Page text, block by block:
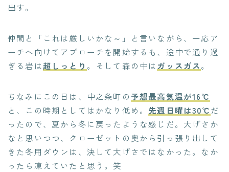
出す。
仲間と「これは厳しいかな～」と言いながら、一応ア
ーチへ向けてアプローチを開始するも、途中で通り過
ぎる岩は超しっとり 。そして森の中はガッスガス。
ちなみにこの日は、中之条町の 予想最高気温が16℃
と、この時期としてはかなり低め。 先週日曜は30℃だ
ったので、夏から冬に戻ったような感じだ。大げさか
なと思いつつ、クローゼットの奥から引っ張り出して
きた冬用ダウンは、決して大げさではなかった。なか
ったら凍えていたと思う。笑